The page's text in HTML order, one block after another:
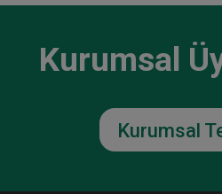
Kurumsal
Kurumsal